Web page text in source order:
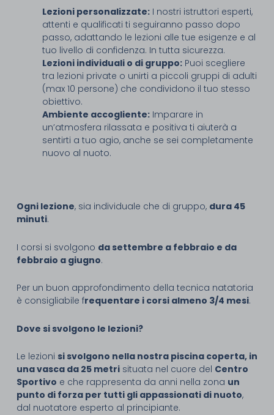
Lezioni personalizzate:I nostri istruttori esperti,
attenti e qualificati ti seguiranno passo dopo
passo, adattando le lezioni alle tue esigenze e al
tuo livello di confidenza. In tutta sicurezza.
Lezioni individuali o di gruppo:Puoi scegliere
tra lezioni private o unirti a piccoli gruppi di adulti
(max 10 persone) che condividono il tuo stesso
obiettivo.
Ambiente accogliente:Imparare in
un’atmosfera rilassata e positiva ti aiuterà a
sentirti a tuo agio, anche se sei completamente
nuovo al nuoto.
Ogni lezione, sia individuale che di gruppo, dura 45
minuti.
I corsi si svolgono da settembre a febbraio e da
febbraio a giugno.
Per un buon approfondimento della tecnica natatoria
è consigliabile frequentare i corsi almeno 3/4 mesi.
Dove si svolgono le lezioni?
Le lezioni si svolgono nella nostra piscina coperta, in
una vasca da 25 metrisituata nel cuore del Centro
Sportivo e che rappresenta da anni nella zona un
punto di forza per tutti gli appassionati di nuoto,
dal nuotatore esperto al principiante.